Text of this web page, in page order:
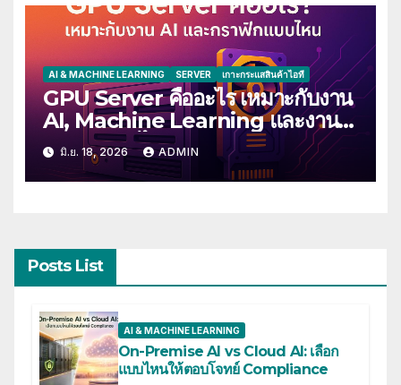
AI & MACHINE LEARNING SERVER เกาะกระแสสินค้าไอที
GPU Server คืออะไร เหมาะกับงาน
AI, Machine Learning และงาน
กราฟิกแบบไหนบ้าง
มิ.ย. 18, 2026 ADMIN
Posts List
AI & MACHINE LEARNING
On-Premise AI vs Cloud AI: เลือก
แบบไหนให้ตอบโจทย์ Compliance